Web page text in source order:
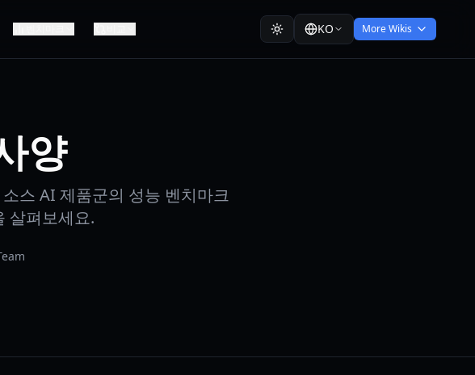
KO More Wikis
양
스 AI 제품군의 성능 벤치마크
살펴보세요.